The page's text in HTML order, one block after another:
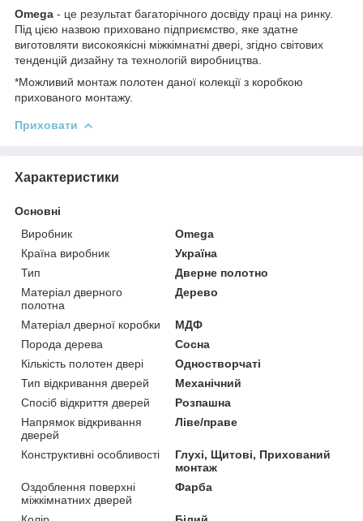
Omega - це результат багаторічного досвіду праці на ринку.
Під цією назвою приховано підприємство, яке здатне
виготовляти високоякісні міжкімнатні двері, згідно світових
тенденцій дизайну та технологій виробництва.
*Можливий монтаж полотен даної колекції з коробкою
прихованого монтажу.
Приховати
Характеристики
Основні
Виробник
Omega
Країна виробник
Україна
Тип
Дверне полотно
Матеріал дверного
полотна
Дерево
Матеріал дверної коробки
МДФ
Порода дерева
Сосна
Кількість полотен двері
Одностворчаті
Тип відкривання дверей
Механічний
Спосіб відкриття дверей
Розпашна
Напрямок відкривання
дверей
Ліве/праве
Конструктивні особливості
Глухі, Щитові, Прихований
монтаж
Оздоблення поверхні
міжкімнатних дверей
Фарба